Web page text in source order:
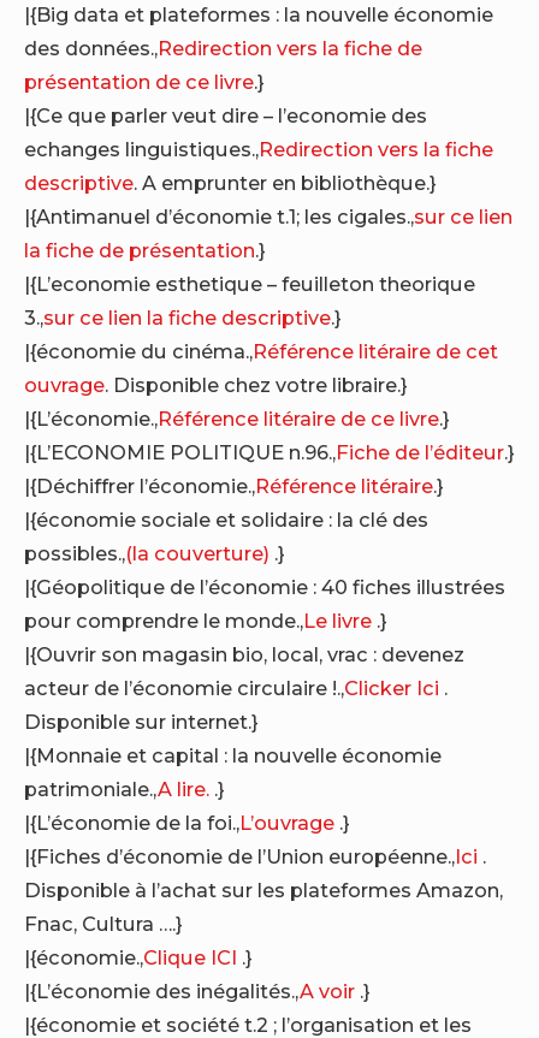
|{Big data et plateformes : la nouvelle économie
des données.,Redirection vers la fiche de
présentation de ce livre.}
|{Ce que parler veut dire – l’economie des
echanges linguistiques.,Redirection vers la fiche
descriptive. A emprunter en bibliothèque.}
|{Antimanuel d’économie t.1; les cigales.,sur ce lien
la fiche de présentation.}
|{L’economie esthetique – feuilleton theorique
3.,sur ce lien la fiche descriptive.}
|{économie du cinéma.,Référence litéraire de cet
ouvrage. Disponible chez votre libraire.}
|{L’économie.,Référence litéraire de ce livre.}
|{L’ECONOMIE POLITIQUE n.96.,Fiche de l’éditeur.}
|{Déchiffrer l’économie.,Référence litéraire.}
|{économie sociale et solidaire : la clé des
possibles.,(la couverture) .}
|{Géopolitique de l’économie : 40 fiches illustrées
pour comprendre le monde.,Le livre .}
|{Ouvrir son magasin bio, local, vrac : devenez
acteur de l’économie circulaire !.,Clicker Ici .
Disponible sur internet.}
|{Monnaie et capital : la nouvelle économie
patrimoniale.,A lire. .}
|{L’économie de la foi.,L’ouvrage .}
|{Fiches d’économie de l’Union européenne.,Ici .
Disponible à l’achat sur les plateformes Amazon,
Fnac, Cultura ….}
|{économie.,Clique ICI .}
|{L’économie des inégalités.,A voir .}
|{économie et société t.2 ; l’organisation et les